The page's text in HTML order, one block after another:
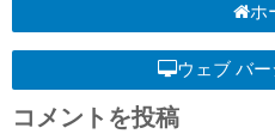
ホ
ウェブ バ
コメントを投稿